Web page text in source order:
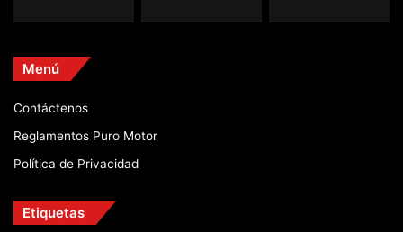
Menú
Contáctenos
Reglamentos Puro Motor
Política de Privacidad
Etiquetas